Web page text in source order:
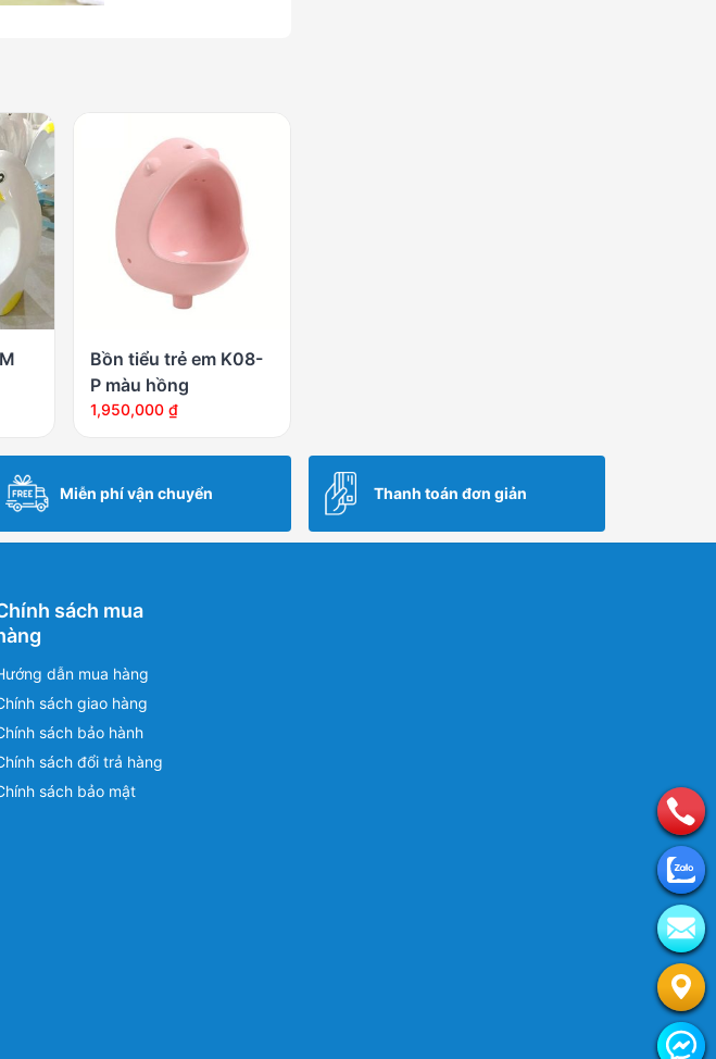
Bồn tiểu trẻ em K08-
P màu hồng
1,950,000₫
Miễn phí vận chuyển Thanh toán đơn giản
sách mua
dẫn mua hàng
sách giao hàng
sách bảo hành
sách đổi trả hàng
sách bảo mật